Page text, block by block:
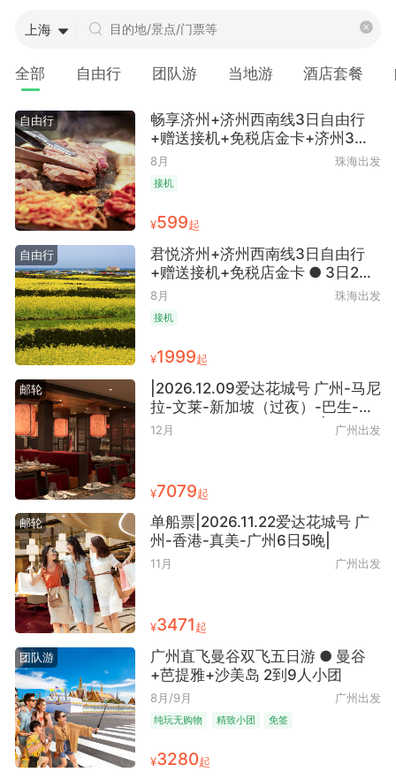
上海
全部 自由行 团队游 当地游 酒店套餐
自由行
畅享济州+济州西南线3日自由行
+赠送接机+免税店金卡+济州3日2
晚自由行 ● （含两晚济州维斯
WITH酒店+西南线一日游）
8月 珠海出发
接机
¥599起
自由行
君悦济州+济州西南线3日自由行
+赠送接机+免税店金卡 ● 3日2晚
（含两晚君悦酒店+西南线一日
游）
8月 珠海出发
接机
¥1999起
邮轮
|2026.12.09爱达花城号 广州-马尼
拉-文莱-新加坡（过夜）-巴生-雅
加达 -芽庄-广州17日16晚|
12月 广州出发
¥7079起
邮轮
单船票|2026.11.22爱达花城号 广
州-香港-真美-广州6日5晚|
11月 广州出发
¥3471起
团队游
广州直飞曼谷双飞五日游 ● 曼谷
+芭提雅+沙美岛 2到9人小团
8月/9月 广州出发
纯玩无购物 精致小团 免签
¥3280起